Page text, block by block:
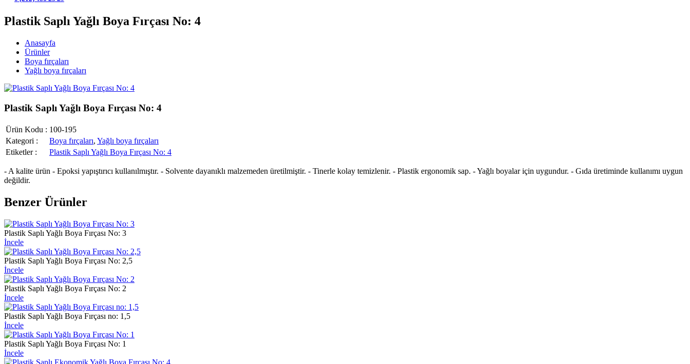
Plastik Saplı Yağlı Boya Fırçası No: 4
Anasayfa
Ürünler
Boya fırçaları
Yağlı boya fırçaları
Plastik Saplı Yağlı Boya Fırçası No: 4
Ürün Kodu : 100-195
Kategori :
Boya fırçaları, Yağlı boya fırçaları
Etiketler :
Plastik Saplı Yağlı Boya Fırçası No: 4
- A kalite ürün - Epoksi yapıştırıcı kullanılmıştır. - Solvente dayanıklı malzemeden üretilmiştir. - Tinerle kolay temizlenir. - Plastik ergonomik sap. - Yağlı boyalar için uygundur. - Gıda üretiminde kullanımı uygun
değildir.
Benzer Ürünler
Plastik Saplı Yağlı Boya Fırçası No: 3
İncele
Plastik Saplı Yağlı Boya Fırçası No: 2,5
İncele
Plastik Saplı Yağlı Boya Fırçası No: 2
İncele
Plastik Saplı Yağlı Boya Fırçası no: 1,5
İncele
Plastik Saplı Yağlı Boya Fırçası No: 1
İncele